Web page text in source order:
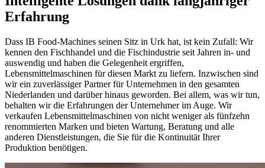
Erfahrung
Dass IB Food-Machines seinen Sitz in Urk hat, ist kein Zufall: Wir
kennen den Fischhandel und die Fischindustrie seit Jahren in- und
auswendig und haben die Gelegenheit ergriffen,
Lebensmittelmaschinen für diesen Markt zu liefern. Inzwischen sind
wir ein zuverlässiger Partner für Unternehmen in den gesamten
Niederlanden und darüber hinaus geworden. Bei allem, was wir tun,
behalten wir die Erfahrungen der Unternehmer im Auge. Wir
verkaufen Lebensmittelmaschinen von nicht weniger als fünfzehn
renommierten Marken und bieten Wartung, Beratung und alle
anderen Dienstleistungen, die Sie für die Kontinuität Ihrer
Produktion benötigen.